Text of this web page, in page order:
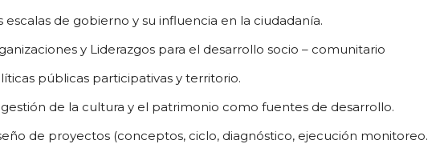
escalas de gobierno y su influencia en la ciudadanía.
y Liderazgos para el desarrollo socio – comunitario
públicas participativas y territorio.
de la cultura y el patrimonio como fuentes de desarrollo.
de proyectos (conceptos, ciclo, diagnóstico, ejecución monitoreo.